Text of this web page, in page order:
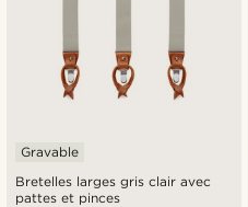
Bretelles larges gris clair avec
pattes et pinces
Gravable